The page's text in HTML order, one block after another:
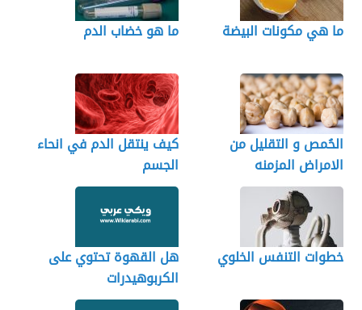
ما هي مكونات البيضة ما هو خضاب الدم
الحُمص و التقليل من
الامراض المزمنه
كيف ينتقل الدم في انحاء
الجسم
خطوات التنفس الخلوي
هل القهوة تحتوي على
الكربوهيدرات